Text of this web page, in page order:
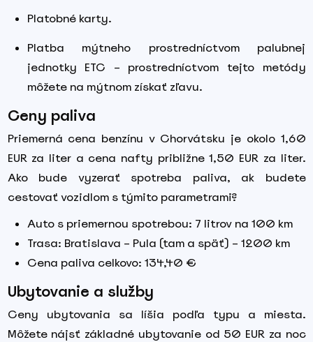
Platobné karty.
Platba mýtneho prostredníctvom palubnej
jednotky ETC – prostredníctvom tejto metódy
môžete na mýtnom získať zľavu.
Ceny paliva
Priemerná cena benzínu v Chorvátsku je okolo 1,60
EUR za liter a cena nafty približne 1,50 EUR za liter.
Ako bude vyzerať spotreba paliva, ak budete
cestovať vozidlom s týmito parametrami?
Auto s priemernou spotrebou: 7 litrov na 100 km
Trasa: Bratislava – Pula (tam a späť) – 1200 km
Cena paliva celkovo: 134,40 €
Ubytovanie a služby
Ceny ubytovania sa líšia podľa typu a miesta.
Môžete nájsť základné ubytovanie od 50 EUR za noc